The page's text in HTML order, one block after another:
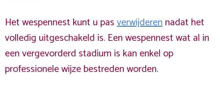
Het wespennest kunt u pasverwijderennadat het
volledig uitgeschakeld is. Een wespennest wat al in
een vergevorderd stadium is kan enkel op
professionele wijze bestreden worden.